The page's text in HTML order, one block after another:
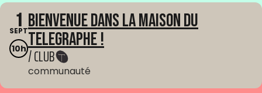
1
SEPT
10h
Bienvenue dans La Maison du
Telegraphe !
/ CLUB
communauté